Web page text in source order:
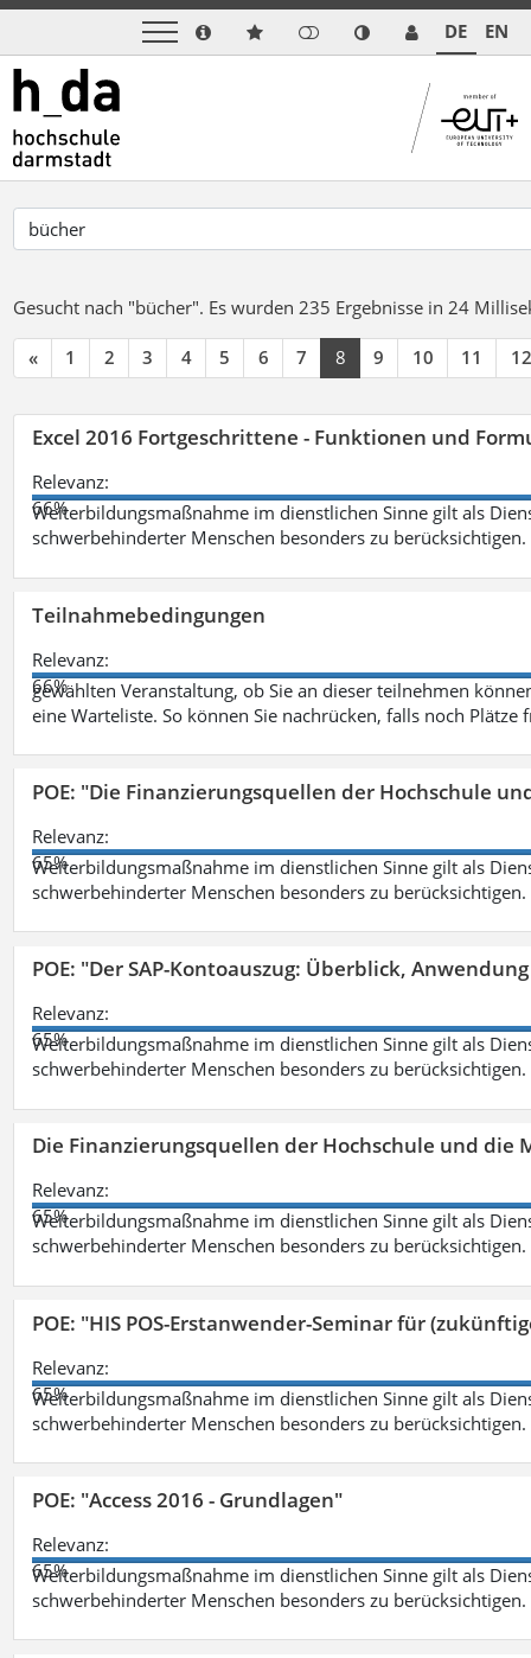
DE EN
Gesucht nach "bücher". Es wurden 235 Ergebnisse in 24
« 1 2 3 4 5 6 7 8 9 10 11 12
Excel 2016 Fortgeschrittene - Funktionen und
Relevanz:
66%
Weiterbildungsmaßnahme im dienstlichen Sinne gilt als
schwerbehinderter Menschen besonders zu berücksichtigen.
Teilnahmebedingungen
Relevanz:
66%
gewählten Veranstaltung, ob Sie an dieser teilnehmen
eine Warteliste. So können Sie nachrücken, falls noch Plätze
POE: "Die Finanzierungsquellen der Hochschule
Relevanz:
65%
Weiterbildungsmaßnahme im dienstlichen Sinne gilt als
schwerbehinderter Menschen besonders zu berücksichtigen.
POE: "Der SAP-Kontoauszug: Überblick,
Relevanz:
65%
Weiterbildungsmaßnahme im dienstlichen Sinne gilt als
schwerbehinderter Menschen besonders zu berücksichtigen.
Die Finanzierungsquellen der Hochschule und die
Relevanz:
65%
Weiterbildungsmaßnahme im dienstlichen Sinne gilt als
schwerbehinderter Menschen besonders zu berücksichtigen.
POE: "HIS POS-Erstanwender-Seminar für
Relevanz:
65%
Weiterbildungsmaßnahme im dienstlichen Sinne gilt als
schwerbehinderter Menschen besonders zu berücksichtigen.
POE: "Access 2016 - Grundlagen"
Relevanz:
65%
Weiterbildungsmaßnahme im dienstlichen Sinne gilt als
schwerbehinderter Menschen besonders zu berücksichtigen.